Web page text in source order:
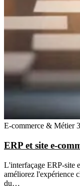
E-commerce & Métier
ERP et site e-
L'interfaçage ERP-site
améliorez l'expérience
du…